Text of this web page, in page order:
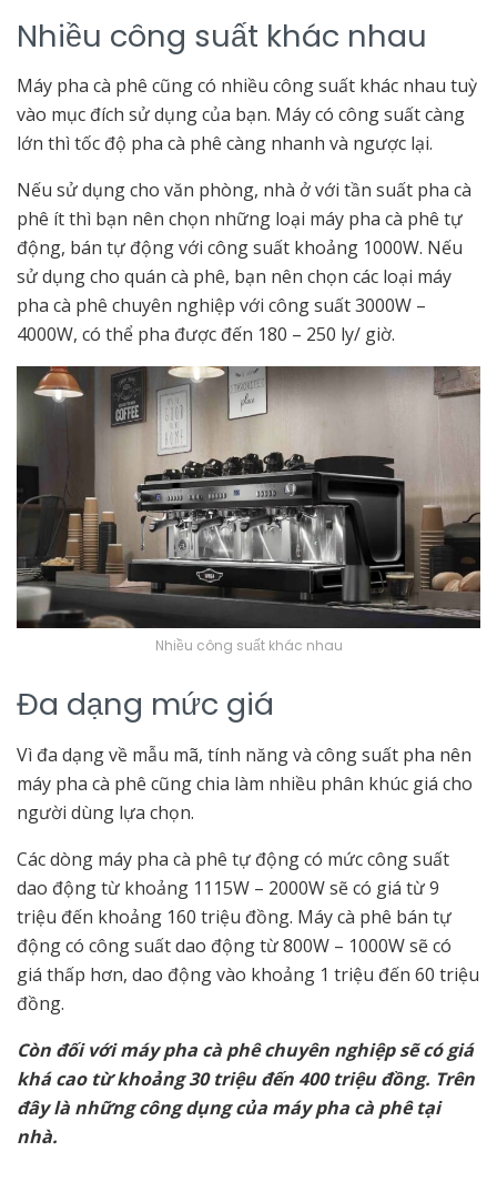
Nhiều công suất khác nhau
Máy pha cà phê cũng có nhiều công suất khác nhau tuỳ
vào mục đích sử dụng của bạn. Máy có công suất càng
lớn thì tốc độ pha cà phê càng nhanh và ngược lại.
Nếu sử dụng cho văn phòng, nhà ở với tần suất pha cà
phê ít thì bạn nên chọn những loại máy pha cà phê tự
động, bán tự động với công suất khoảng 1000W. Nếu
sử dụng cho quán cà phê, bạn nên chọn các loại máy
pha cà phê chuyên nghiệp với công suất 3000W –
4000W, có thể pha được đến 180 – 250 ly/ giờ.
Nhiều công suất khác nhau
Đa dạng mức giá
Vì đa dạng về mẫu mã, tính năng và công suất pha nên
máy pha cà phê cũng chia làm nhiều phân khúc giá cho
người dùng lựa chọn.
Các dòng máy pha cà phê tự động có mức công suất
dao động từ khoảng 1115W – 2000W sẽ có giá từ 9
triệu đến khoảng 160 triệu đồng. Máy cà phê bán tự
động có công suất dao động từ 800W – 1000W sẽ có
giá thấp hơn, dao động vào khoảng 1 triệu đến 60 triệu
đồng.
Còn đối với máy pha cà phê chuyên nghiệp sẽ có giá
khá cao từ khoảng 30 triệu đến 400 triệu đồng. Trên
đây là những công dụng của máy pha cà phê tại
nhà.